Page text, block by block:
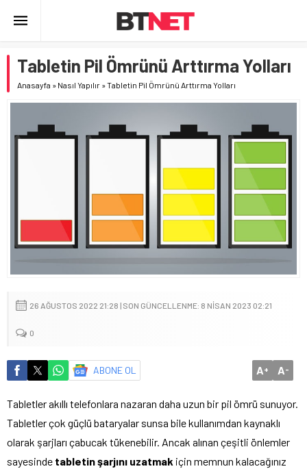
Tabletin Pil Ömrünü Arttırma Yolları
Anasayfa » Nasıl Yapılır »Tabletin Pil Ömrünü Arttırma Yolları
26 AĞUSTOS 2022 21:28 | SON GÜNCELLENME: 8 NISAN 2023 02:21
0
ABONE OL A+ A-
Tabletler akıllı telefonlara nazaran daha uzun bir pil ömrü sunuyor.
Tabletler çok güçlü bataryalar sunsa bile kullanımdan kaynaklı
olarak şarjları çabucak tükenebilir. Ancak alınan çeşitli önlemler
sayesinde tabletin şarjını uzatmak için memnun kalacağınız